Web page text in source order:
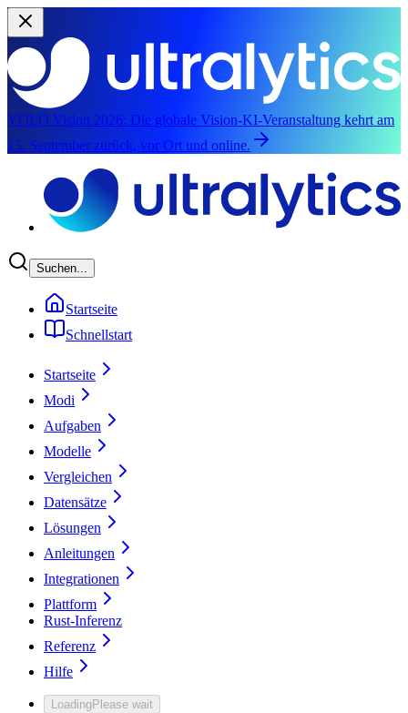
YOLO Vision 2026: Die globale Vision-KI-Veranstaltung kehrt am
13. September zurück, vor Ort und online.
Suchen...
Startseite
Schnellstart
Startseite
Modi
Aufgaben
Modelle
Vergleichen
Datensätze
Lösungen
Anleitungen
Integrationen
Plattform
Rust-Inferenz
Referenz
Hilfe
LoadingPlease wait